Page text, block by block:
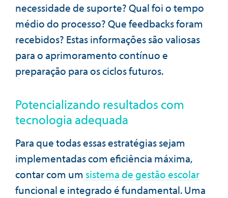
necessidade de suporte? Qual foi o tempo
médio do processo? Que feedbacks foram
recebidos? Estas informações são valiosas
para o aprimoramento contínuo e
preparação para os ciclos futuros.
Potencializando resultados com
tecnologia adequada
Para que todas essas estratégias sejam
implementadas com eficiência máxima,
contar com um sistema de gestão escolar
funcional e integrado é fundamental. Uma